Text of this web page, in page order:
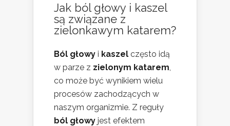
Jak ból głowy i kaszel
są związane z
zielonkawym katarem?
Ból głowy i kaszel często idą
w parze z zielonym katarem
co może być wynikiem wielu
procesów zachodzących w
naszym organizmie. Z reguły
ból głowy jest efektem